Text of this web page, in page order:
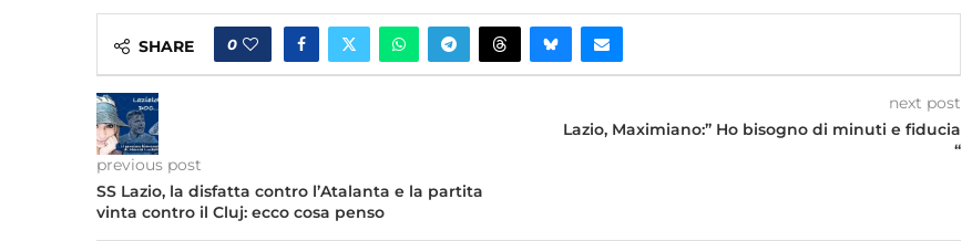
SHARE 0
previous post
SS Lazio, la disfatta contro l’Atalanta e la partita
vinta contro il Cluj: ecco cosa penso
next post
Lazio, Maximiano:” Ho bisogno di minuti e fiducia
“